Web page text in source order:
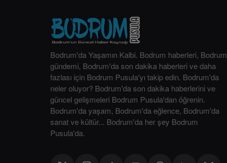
Bodrum'da Yaşamın Kalbi. Bodrum haberleri, Bodrum
gündemi, Bodrum'da son dakika haberleri ve daha
fazlası için Bodrum Pusula'yı takip edin. Bodrum'da
neler oluyor? Bodrum'da son dakika haberlerini ve
güncel gelişmeleri Bodrum Pusula'dan öğrenin.
Bodrum'da yaşam, Bodrum'da eğlence, Bodrum'da
sanat ve kültür... Bodrum'da her şey Bodrum
Pusula'da.